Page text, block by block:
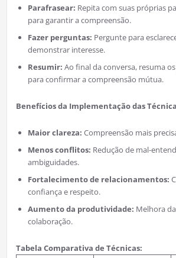
Parafrasear: Repita com suas próprias
para garantir a compreensão.
Fazer perguntas: Pergunte para
demonstrar interesse.
Resumir: Ao final da conversa, resuma
para confirmar a compreensão mútua.
Benefícios da Implementação das
Maior clareza: Compreensão mais
Menos conflitos: Redução de mal-
ambiguidades.
Fortalecimento de relacionamentos:
confiança e respeito.
Aumento da produtividade: Melhora
colaboração.
Tabela Comparativa de Técnicas: